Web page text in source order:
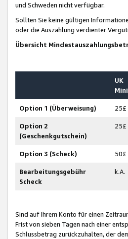
und Schweden nicht verfügbar.
Sollten Sie keine gültigen
oder die Auszahlung verdienter
Übersicht
UK
Option 1 (Überweisung) 25£
Option 2
(Geschenkgutschein)
25£
Option 3 (Scheck) 50£
Bearbeitungsgebühr
Scheck
k.A.
Sind auf Ihrem Konto für einen
Frist von sieben Tagen nach einer
Schlussbetrag zurückzuhalten, der